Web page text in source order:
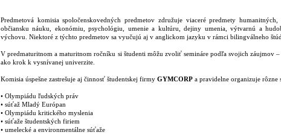
Predmetová komisia spoločenskovedných predmetov združuje viaceré predmety
občiansku náuku, ekonómiu, psychológiu, umenie a kultúru, dejiny umenia, výtvarnú a
výchovu. Niektoré z týchto predmetov sa vyučujú aj v anglickom jazyku v rámci bilingválneho
V predmaturitnom a maturitnom ročníku si študenti môžu zvoliť semináre podľa svojich záujmov
ako krok k vysnívanej univerzite.
Komisia úspešne zastrešuje aj činnosť študentskej firmy GYMCORP a pravidelne organizuje rôzne
• Olympiádu ľudských práv
• súťaž Mladý Európan
• Olympiádu kritického myslenia
• súťaže študentských firiem
• umelecké a environmentálne súťaže